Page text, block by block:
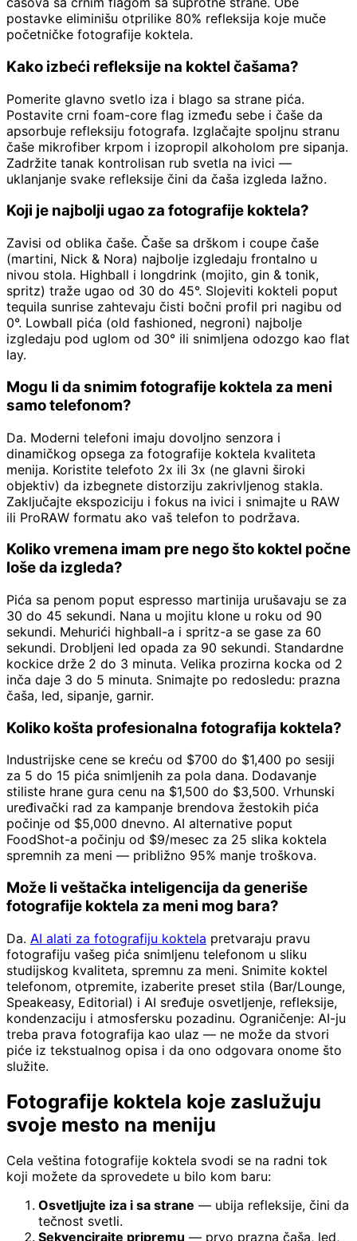
postavke eliminišu otprilike 80% refleksija koje muče
početničke fotografije koktela.
Kako izbeći refleksije na koktel čašama?
Pomerite glavno svetlo iza i blago sa strane pića.
Postavite crni foam-core flag između sebe i čaše da
apsorbuje refleksiju fotografa. Izglačajte spoljnu stranu
čaše mikrofiber krpom i izopropil alkoholom pre sipanja.
Zadržite tanak kontrolisan rub svetla na ivici —
uklanjanje svake refleksije čini da čaša izgleda lažno.
Koji je najbolji ugao za fotografije koktela?
Zavisi od oblika čaše. Čaše sa drškom i coupe čaše
(martini, Nick & Nora) najbolje izgledaju frontalno u
nivou stola. Highball i longdrink (mojito, gin & tonik,
spritz) traže ugao od 30 do 45°. Slojeviti kokteli poput
tequila sunrise zahtevaju čisti bočni profil pri nagibu od
0°. Lowball pića (old fashioned, negroni) najbolje
izgledaju pod uglom od 30° ili snimljena odozgo kao flat
lay.
Mogu li da snimim fotografije koktela za meni
samo telefonom?
Da. Moderni telefoni imaju dovoljno senzora i
dinamičkog opsega za fotografije koktela kvaliteta
menija. Koristite telefoto 2x ili 3x (ne glavni široki
objektiv) da izbegnete distorziju zakrivljenog stakla.
Zaključajte ekspoziciju i fokus na ivici i snimajte u RAW
ili ProRAW formatu ako vaš telefon to podržava.
Koliko vremena imam pre nego što koktel počne
loše da izgleda?
Pića sa penom poput espresso martinija urušavaju se za
30 do 45 sekundi. Nana u mojitu klone u roku od 90
sekundi. Mehurići highball-a i spritz-a se gase za 60
sekundi. Drobljeni led opada za 90 sekundi. Standardne
kockice drže 2 do 3 minuta. Velika prozirna kocka od 2
inča daje 3 do 5 minuta. Snimajte po redosledu: prazna
čaša, led, sipanje, garnir.
Koliko košta profesionalna fotografija koktela?
Industrijske cene se kreću od $700 do $1,400 po sesiji
za 5 do 15 pića snimljenih za pola dana. Dodavanje
stiliste hrane gura cenu na $1,500 do $3,500. Vrhunski
uređivački rad za kampanje brendova žestokih pića
počinje od $5,000 dnevno. AI alternative poput
FoodShot-a počinju od $9/mesec za 25 slika koktela
spremnih za meni — približno 95% manje troškova.
Može li veštačka inteligencija da generiše
fotografije koktela za meni mog bara?
Da. AI alati za fotografiju koktela pretvaraju pravu
fotografiju vašeg pića snimljenu telefonom u sliku
studijskog kvaliteta, spremnu za meni. Snimite koktel
telefonom, otpremite, izaberite preset stila (Bar/Lounge,
Speakeasy, Editorial) i AI sređuje osvetljenje, refleksije,
kondenzaciju i atmosfersku pozadinu. Ograničenje: AI-ju
treba prava fotografija kao ulaz — ne može da stvori
piće iz tekstualnog opisa i da ono odgovara onome što
služite.
Fotografije koktela koje zaslužuju
svoje mesto na meniju
Cela veština fotografije koktela svodi se na radni tok
koji možete da sprovedete u bilo kom baru:
Osvetljujte iza i sa strane — ubija refleksije, čini da
tečnost svetli.
Sekvencirajte pripremu — prvo prazna čaša, led,